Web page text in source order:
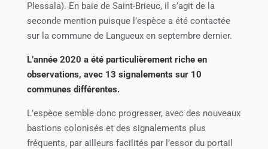
Plessala). En baie de Saint-Brieuc, il s’agit de la
seconde mention puisque l’espèce a été contactée
sur la commune de Langueux en septembre dernier.
L’année 2020 a été particulièrement riche en
observations, avec 13 signalements sur 10
communes différentes.
L’espèce semble donc progresser, avec des nouveaux
bastions colonisés et des signalements plus
fréquents, par ailleurs facilités par l’essor du portail